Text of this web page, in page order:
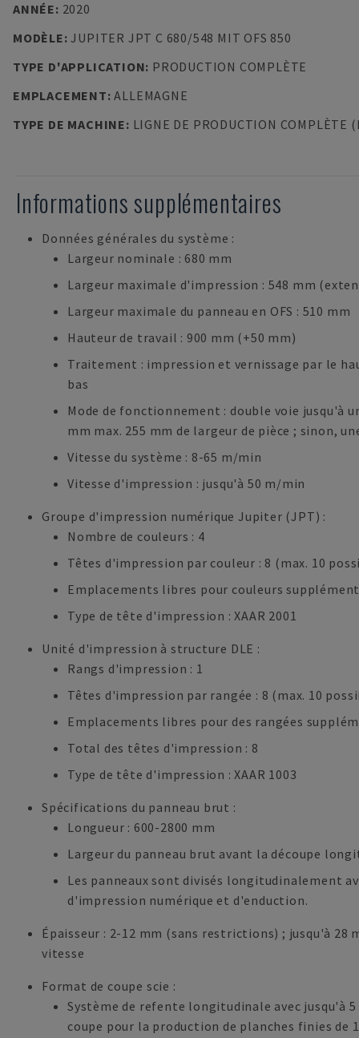
ANNÉE: 2020
MODÈLE:JUPITER JPT C 680/548 MIT OFS 850
TYPE D'APPLICATION: PRODUCTION COMPLÈTE
EMPLACEMENT:ALLEMAGNE
TYPE DE MACHINE: LIGNE DE PRODUCTION COMPLÈTE
Informations supplémentaires
Données générales du système :
Largeur nominale : 680 mm
Largeur maximale d'impression : 548 mm
Largeur maximale du panneau en OFS : 510 mm
Hauteur de travail : 900 mm (+50 mm)
Traitement : impression et vernissage par le
bas
Mode de fonctionnement : double voie jusqu'à
mm max. 255 mm de largeur de pièce ; sinon,
Vitesse du système : 8-65 m/min
Vitesse d'impression : jusqu'à 50 m/min
Groupe d'impression numérique Jupiter (JPT) :
Nombre de couleurs : 4
Têtes d'impression par couleur : 8 (max. 10
Emplacements libres pour couleurs
Type de tête d'impression : XAAR 2001
Unité d'impression à structure DLE :
Rangs d'impression : 1
Têtes d'impression par rangée : 8 (max. 10
Emplacements libres pour des rangées
Total des têtes d'impression : 8
Type de tête d'impression : XAAR 1003
Spécifications du panneau brut :
Longueur : 600-2800 mm
Largeur du panneau brut avant la découpe
Les panneaux sont divisés longitudinalement
d'impression numérique et d'enduction.
Épaisseur : 2-12 mm (sans restrictions) ; jusqu'à 28
vitesse
Format de coupe scie :
Système de refente longitudinale avec jusqu'à
coupe pour la production de planches finies de